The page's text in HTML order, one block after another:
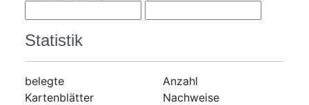
Statistik
belegte
Kartenblätter
Anzahl
Nachweise